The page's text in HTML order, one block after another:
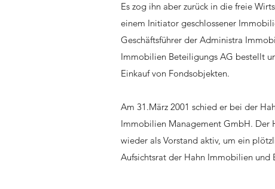
Es zog ihn aber zurück in die freie
einem Initiator geschlossener
Geschäftsführer der Administra
Immobilien Beteiligungs AG bestellt
Einkauf von Fondsobjekten.
Am 31.März 2001 schied er bei der
Immobilien Management GmbH. Der
wieder als Vorstand aktiv, um ein
Aufsichtsrat der Hahn Immobilien und